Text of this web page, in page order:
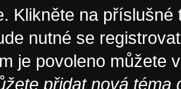
Klikněte na
nutné se
je povoleno můžete
přidat nová téma